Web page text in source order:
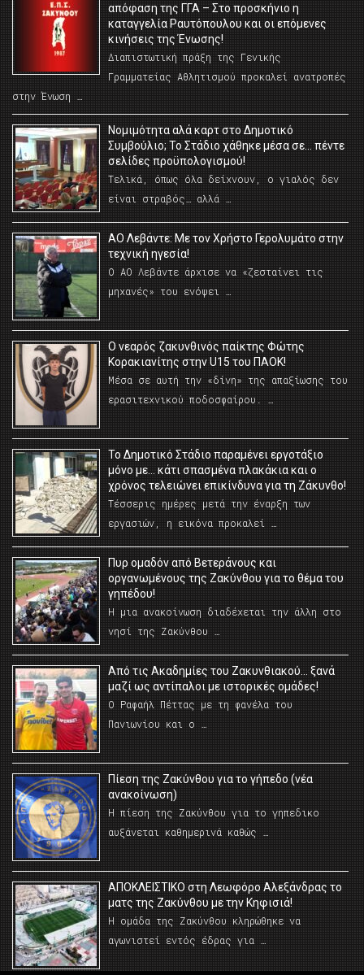
απόφαση της ΓΓΑ – Στο προσκήνιο η
καταγγελία Ραυτόπουλου και οι επόμενες
κινήσεις της Ένωσης!
Διαπιστωτική πράξη της Γενικής
Γραμματείας Αθλητισμού προκαλεί ανατροπές
στην Ένωση …
Νομιμότητα αλά καρτ στο Δημοτικό
Συμβούλιο; Το Στάδιο χάθηκε μέσα σε… πέντε
σελίδες προϋπολογισμού!
Τελικά, όπως όλα δείχνουν, ο γιαλός δεν
είναι στραβός… αλλά …
ΑΟ Λεβάντε: Με τον Χρήστο Γερολυμάτο στην
τεχνική ηγεσία!
Ο ΑΟ Λεβάντε άρχισε να «ζεσταίνει τις
μηχανές» του ενόψει …
O νεαρός ζακυνθινός παίκτης Φώτης
Κορακιανίτης στην U15 του ΠΑΟΚ!
Μέσα σε αυτή την «δίνη» της απαξίωσης του
ερασιτεχνικού ποδοσφαίρου. …
Το Δημοτικό Στάδιο παραμένει εργοτάξιο
μόνο με… κάτι σπασμένα πλακάκια και ο
χρόνος τελειώνει επικίνδυνα για τη Ζάκυνθο!
Τέσσερις ημέρες μετά την έναρξη των
εργασιών, η εικόνα προκαλεί …
Πυρ ομαδόν από Βετεράνους και
οργανωμένους της Ζακύνθου για το θέμα του
γηπέδου!
Η μια ανακοίνωση διαδέχεται την άλλη στο
νησί της Ζακύνθου …
Από τις Ακαδημίες του Ζακυνθιακού… ξανά
μαζί ως αντίπαλοι με ιστορικές ομάδες!
Ο Ραφαήλ Πέττας με τη φανέλα του
Πανιωνίου και ο …
Πίεση της Ζακύνθου για το γήπεδο (νέα
ανακοίνωση)
Η πίεση της Ζακύνθου για το γηπεδικο
αυξάνεται καθημερινά καθώς …
AΠΟΚΛΕΙΣΤΙΚΟ στη Λεωφόρο Αλεξάνδρας το
ματς της Ζακύνθου με την Κηφισιά!
Η ομάδα της Ζακύνθου κληρώθηκε να
αγωνιστεί εντός έδρας για …